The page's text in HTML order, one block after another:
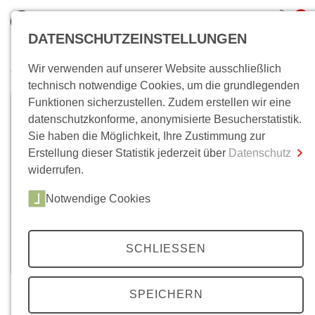
inkl. MwSt.
0,00 €
Zum Warenkorb Zur Kasse
Wo bin ich?
Benjamin Schwalb
Benjamin Schwalb, wissenschaftlicher Assistent am
Seminar für Soziologie der Universität Basel.
Studium der Soziologie, Psychologie und der
der University of Arizona (Tucson), USA.
(Stand: September 2015)
Bücher/E-Books
DATENSCHUTZEINSTELLUNGEN
Wir verwenden auf unserer Website ausschließlich
technisch notwendige Cookies, um die grundlegenden
Funktionen sicherzustellen. Zudem erstellen wir eine
datenschutzkonforme, anonymisierte Besucherstatistik.
Sie haben die Möglichkeit, Ihre Zustimmung zur
Erstellung dieser Statistik jederzeit über Datenschutz
widerrufen.
Notwendige Cookies
SCHLIESSEN
SPEICHERN